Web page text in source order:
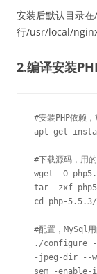
安装后默认目录
行/usr/local/
2.编译安装
#安装PHP依赖
apt-get
#下载源码，用
wget -O
tar -zxf
cd php-5.5.3/
#配置，MySql
./configure
-jpeg-dir --
sem -